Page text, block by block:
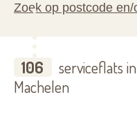
Zoek op postcode
106
serviceflats
Machelen